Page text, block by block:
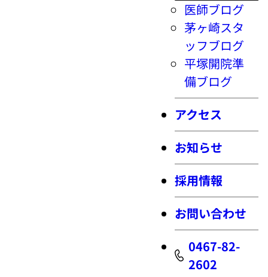
医師ブログ
茅ヶ崎スタ
ッフブログ
平塚開院準
備ブログ
アクセス
お知らせ
採用情報
お問い合わせ
0467-82-
2602